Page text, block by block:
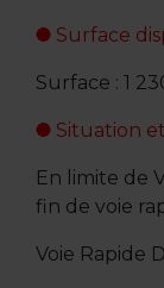
Surface
Surface : 1
Situation
En limite de
fin de voie
Voie Rapide